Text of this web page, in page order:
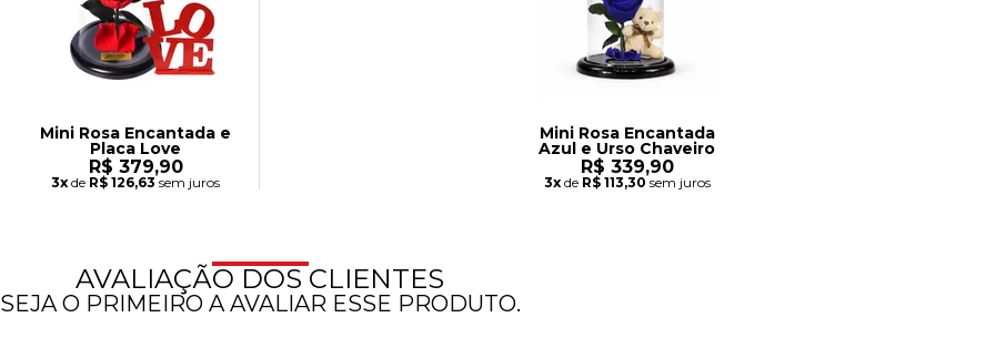
Mini Rosa Encantada e
Placa Love
R$ 379,90
3xde R$ 126,63 sem juros
Mini Rosa Encantada
Azul e Urso Chaveiro
R$ 339,90
3xde R$ 113,30 sem juros
AVALIAÇÃO DOS CLIENTES
SEJA O PRIMEIRO A AVALIAR ESSE PRODUTO.